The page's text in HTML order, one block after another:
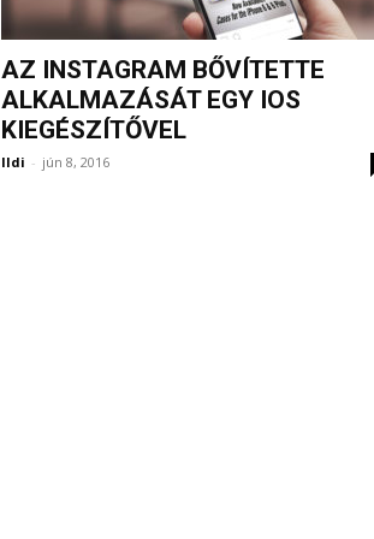
AZ INSTAGRAM BŐVÍTETTE
ALKALMAZÁSÁT EGY IOS
KIEGÉSZÍTŐVEL
Ildi - jún 8, 2016